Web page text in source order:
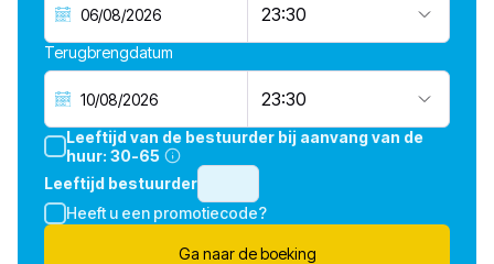
23:30
Terugbrengdatum
23:30
Leeftijd van de bestuurder bij aanvang van de
huur: 30-65
Leeftijd bestuurder
Heeft u een promotiecode?
Ga naar de boeking